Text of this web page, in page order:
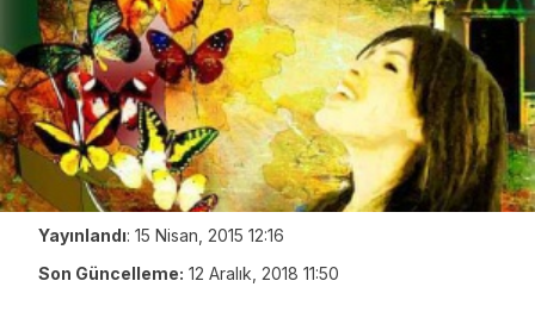
Yayınlandı: 15 Nisan, 2015 12:16
Son Güncelleme: 12 Aralık, 2018 11:50